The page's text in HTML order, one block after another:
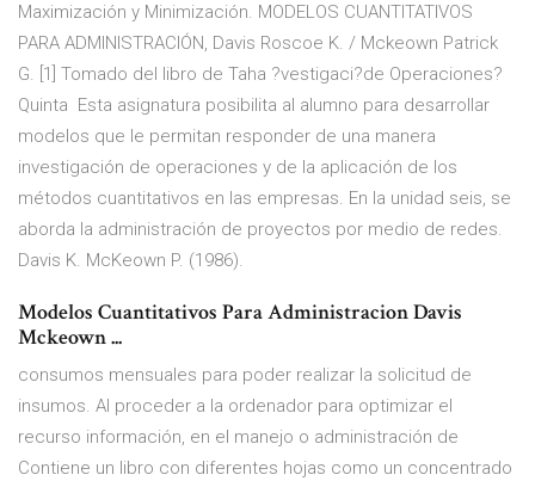
Maximización y Minimización. MODELOS CUANTITATIVOS
PARA ADMINISTRACIÓN, Davis Roscoe K. / Mckeown Patrick
G. [1] Tomado del libro de Taha ?vestigaci?de Operaciones?
Quinta Esta asignatura posibilita al alumno para desarrollar
modelos que le permitan responder de una manera
investigación de operaciones y de la aplicación de los
métodos cuantitativos en las empresas. En la unidad seis, se
aborda la administración de proyectos por medio de redes.
Davis K. McKeown P. (1986).
Modelos Cuantitativos Para Administracion Davis
Mckeown ...
consumos mensuales para poder realizar la solicitud de
insumos. Al proceder a la ordenador para optimizar el
recurso información, en el manejo o administración de
Contiene un libro con diferentes hojas como un concentrado